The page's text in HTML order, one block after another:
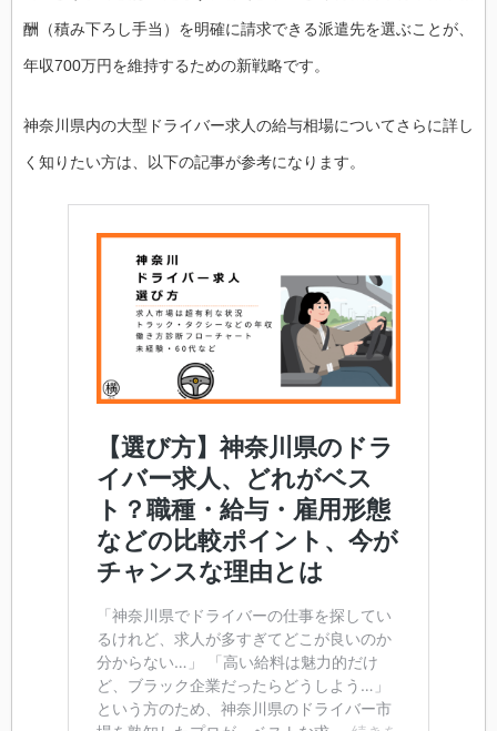
酬（積み下ろし手当）を明確に請求できる派遣先を選ぶことが、
年収700万円を維持するための新戦略です。
神奈川県内の大型ドライバー求人の給与相場についてさらに詳し
く知りたい方は、以下の記事が参考になります。